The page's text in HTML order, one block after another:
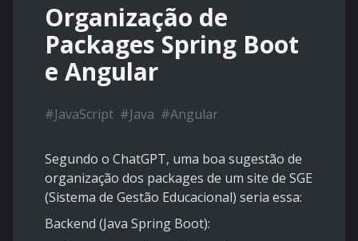
Organização de
Packages Spring Boot
e Angular
#JavaScript #Java #Angular
Segundo o ChatGPT, uma boa sugestão de
organização dos packages de um site de SGE
(Sistema de Gestão Educacional) seria essa:
Backend (Java Spring Boot):